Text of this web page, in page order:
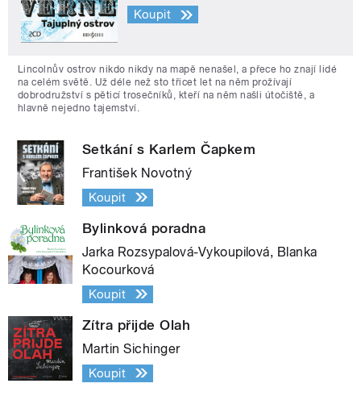
Koupit
Lincolnův ostrov nikdo nikdy na mapě nenašel, a přece ho znají lidé
na celém světě. Už déle než sto třicet let na něm prožívají
dobrodružství s pěticí trosečníků, kteří na něm našli útočiště, a
hlavně nejedno tajemství.
Setkání s Karlem Čapkem
František Novotný
Koupit
Bylinková poradna
Jarka Rozsypalová-Vykoupilová, Blanka
Kocourková
Koupit
Zítra přijde Olah
Martin Sichinger
Koupit